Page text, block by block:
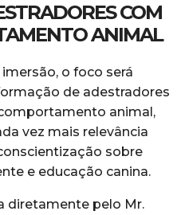
COM
ANIMAL
o foco será
de adestradores
animal,
vez mais relevância
sobre
e educação canina.
diretamente pelo Mr.